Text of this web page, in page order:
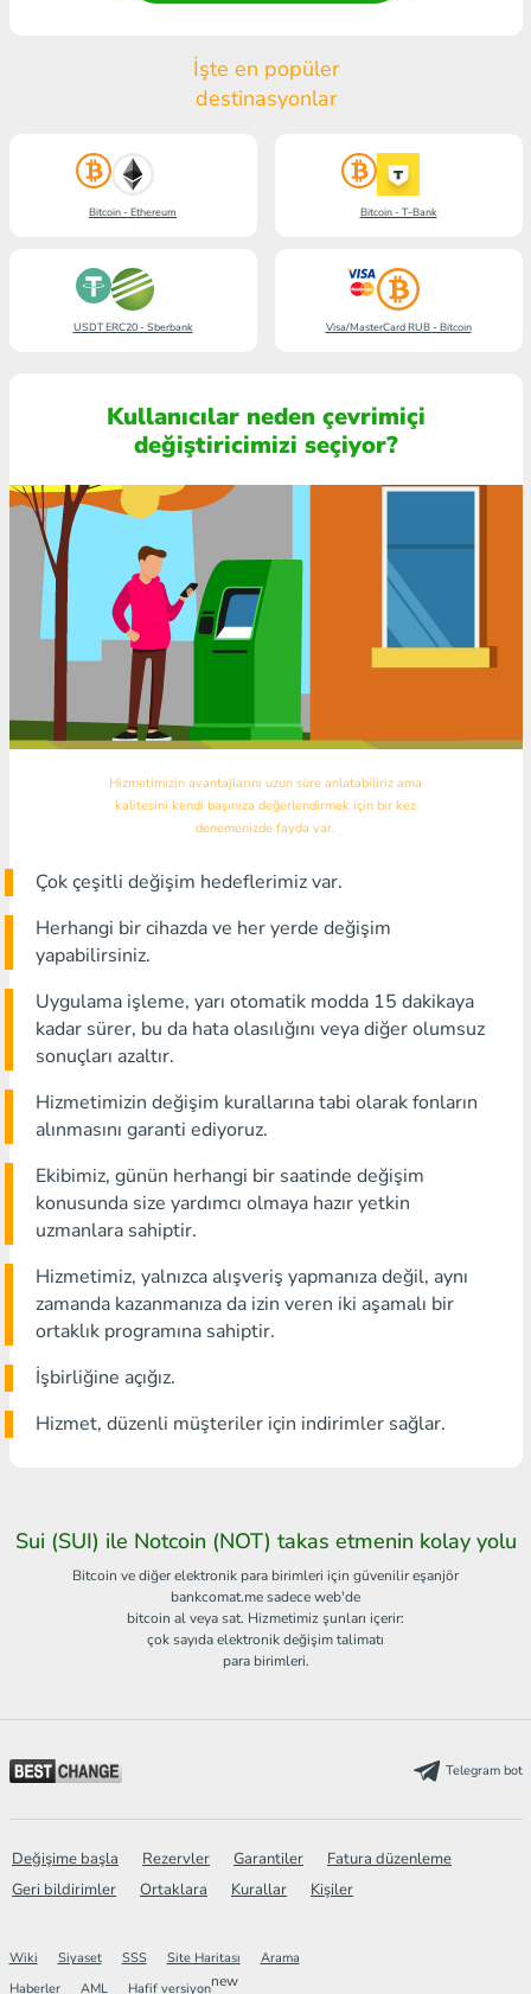
İşte en popüler
destinasyonlar
Bitcoin - Ethereum Bitcoin - T-Bank
USDT ERC20 - Sberbank Visa/MasterCard RUB - Bitcoin
Kullanıcılar neden çevrimiçi
değiştiricimizi seçiyor?
Hizmetimizin avantajlarını uzun süre anlatabiliriz ama
kalitesini kendi başınıza değerlendirmek için bir kez
denemenizde fayda var.
Çok çeşitli değişim hedeflerimiz var.
Herhangi bir cihazda ve her yerde değişim
yapabilirsiniz.
Uygulama işleme, yarı otomatik modda 15 dakikaya
kadar sürer, bu da hata olasılığını veya diğer olumsuz
sonuçları azaltır.
Hizmetimizin değişim kurallarına tabi olarak fonların
alınmasını garanti ediyoruz.
Ekibimiz, günün herhangi bir saatinde değişim
konusunda size yardımcı olmaya hazır yetkin
uzmanlara sahiptir.
Hizmetimiz, yalnızca alışveriş yapmanıza değil, aynı
zamanda kazanmanıza da izin veren iki aşamalı bir
ortaklık programına sahiptir.
İşbirliğine açığız.
Hizmet, düzenli müşteriler için indirimler sağlar.
Sui (SUI) ile Notcoin (NOT) takas etmenin kolay yolu
Bitcoin ve diğer elektronik para birimleri için güvenilir eşanjör
bankcomat.me sadece web'de
bitcoin al veya sat. Hizmetimiz şunları içerir:
çok sayıda elektronik değişim talimatı
para birimleri.
Telegram bot
Değişime başla Rezervler Garantiler
Fatura düzenleme
Geri bildirimler
Ortaklara Kurallar Kişiler
Wiki Siyaset SSS Site Haritası
Arama
Haberler
AML Hafif versiyonnew